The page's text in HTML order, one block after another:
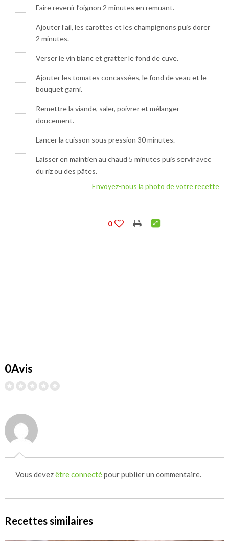
Faire revenir l’oignon 2 minutes en remuant.
Ajouter l’ail, les carottes et les champignons puis dorer
2 minutes.
Verser le vin blanc et gratter le fond de cuve.
Ajouter les tomates concassées, le fond de veau et le
bouquet garni.
Remettre la viande, saler, poivrer et mélanger
doucement.
Lancer la cuisson sous pression 30 minutes.
Laisser en maintien au chaud 5 minutes puis servir avec
du riz ou des pâtes.
Envoyez-nous la photo de votre recette
0
0Avis
Vous devezêtre connectépour publier un commentaire.
Recettes similaires